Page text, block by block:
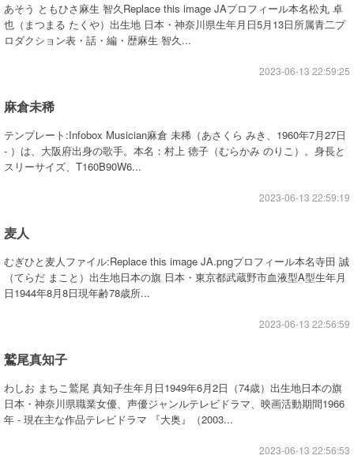
あそう ともひさ麻生 智久Replace this image JAプロフィール本名松丸 卓
也（まつまる たくや）出生地 日本・神奈川県生年月日5月13日所属青二プ
ロダクション表・話・編・歴麻生 智久...
2023-06-13 22:59:25
麻倉未稀
テンプレート:Infobox Musician麻倉 未稀（あさくら みき、1960年7月27日
- ）は、大阪府出身の歌手。本名：村上 徳子（むらかみ のりこ）。身長と
スリーサイズ、T160B90W6...
2023-06-13 22:59:19
麦人
むぎひと麦人ファイル:Replace this image JA.pngプロフィール本名寺田 誠
（てらだ まこと）出生地日本の旗 日本・東京都武蔵野市血液型A型生年月
日1944年8月8日現年齢78歳所...
2023-06-13 22:56:59
鷲尾真知子
わしお まちこ鷲尾 真知子生年月日1949年6月2日（74歳）出生地日本の旗
日本・神奈川県職業女優、声優ジャンルテレビドラマ、映画活動期間1966
年 - 現在主な作品テレビドラマ 『大奥』（2003...
2023-06-13 22:56:53